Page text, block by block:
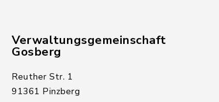
Verwaltungsgemeinschaft
Gosberg
Reuther Str. 1
91361 Pinzberg